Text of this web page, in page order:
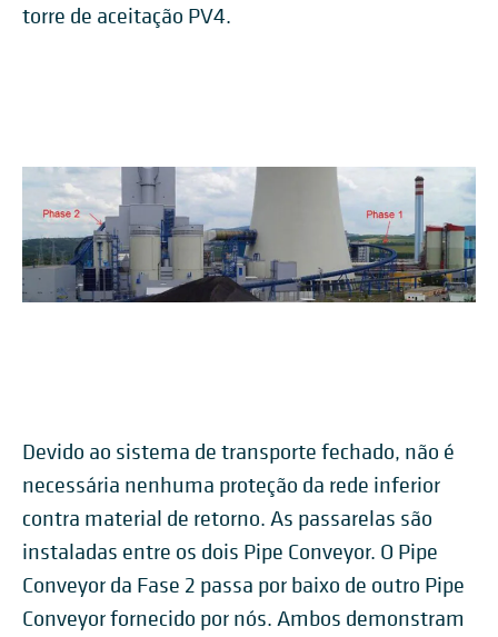
torre de aceitação PV4.
Devido ao sistema de transporte fechado, não é
necessária nenhuma proteção da rede inferior
contra material de retorno. As passarelas são
instaladas entre os dois Pipe Conveyor. O Pipe
Conveyor da Fase 2 passa por baixo de outro Pipe
Conveyor fornecido por nós. Ambos demonstram